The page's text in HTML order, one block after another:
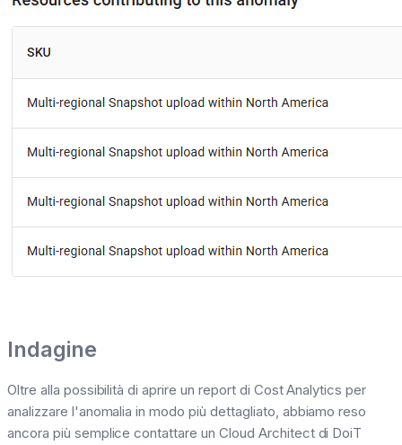
Indagine
Oltre alla possibilità di aprire un report di Cost Analytics per
analizzare l'anomalia in modo più dettagliato, abbiamo reso
ancora più semplice contattare un Cloud Architect di DoiT